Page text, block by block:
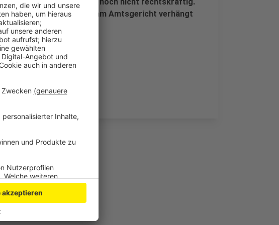
die höchste, die am Amtsgericht verhängt
zuständig.